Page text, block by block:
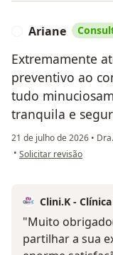
Ariane
Extremamente
preventivo ao
tudo
tranquila e
21 de julho de 2026 •
• na opinião do utilizador
Solicitar revisão
Clini.K -
"Muito
partilhar a sua